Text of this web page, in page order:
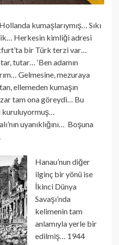
kumaşlarıymış… Sıkı
Herkesin kimliği adresi
bir Türk terzi var…
tutar… ‘Ben adamın
Gelmesine, mezuraya
ellemeden kumaşın
tam ona göreydi… Bu
kuruluyormuş…
uyanıklığını… Boşuna
Hanau’nun diğer
ilginç bir yönü ise
İkinci Dünya
Savaşı’nda
kelimenin tam
anlamıyla yerle bir
edilmiş… 1944